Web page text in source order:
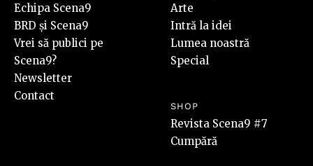
Echipa Scena9
BRD și Scena9
Vrei să publici pe
Scena9?
Newsletter
Contact
Arte
Intră la idei
Lumea noastră
Special
SHOP
Revista Scena9 #7
Cumpără